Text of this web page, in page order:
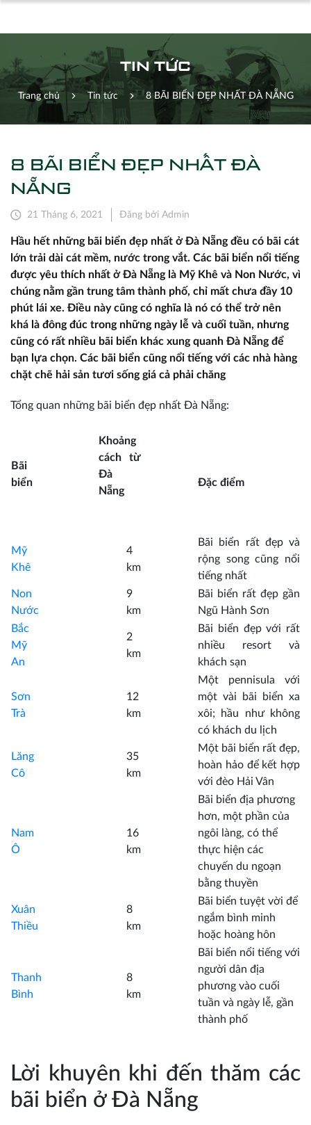
TIN TỨC
Trang chủ Tin tức 8 BÃI BIỂN ĐẸP NHẤT ĐÀ NẴNG
8 BÃI BIỂN ĐẸP NHẤT ĐÀ
NẴNG
21 Tháng 6, 2021 Đăng bởi Admin
Hầu hết những bãi biển đẹp nhất ở Đà Nẵng đều có bãi cát
lớn trải dài cát mềm, nước trong vắt. Các bãi biển nổi tiếng
được yêu thích nhất ở Đà Nẵng là Mỹ Khê và Non Nước, vì
chúng nằm gần trung tâm thành phố, chỉ mất chưa đầy 10
phút lái xe. Điều này cũng có nghĩa là nó có thể trở nên
khá là đông đúc trong những ngày lễ và cuối tuần, nhưng
cũng có rất nhiều bãi biển khác xung quanh Đà Nẵng để
bạn lựa chọn. Các bãi biển cũng nổi tiếng với các nhà hàng
chặt chẽ hải sản tươi sống giá cả phải chăng
Tổng quan những bãi biển đẹp nhất Đà Nẵng:
Bãi
biển
Khoảng
cách từ
Đà
Nẵng
Đặc điểm
Mỹ
Khê
4
km
Bãi biển rất đẹp và
rộng song cũng nổi
tiếng nhất
Non
Nước
9
km
Bãi biển rất đẹp gần
Ngũ Hành Sơn
Bắc
Mỹ
An
2
km
Bãi biển đẹp với rất
nhiều resort và
khách sạn
Sơn
Trà
12
km
Một pennisula với
một vài bãi biển xa
xôi; hầu như không
có khách du lịch
Lăng
Cô
35
km
Một bãi biển rất đẹp,
hoàn hảo để kết hợp
với đèo Hải Vân
Nam
Ô
16
km
Bãi biển địa phương
hơn, một phần của
ngôi làng, có thể
thực hiện các
chuyến du ngoạn
bằng thuyền
Xuân
Thiều
8
km
Bãi biển tuyệt vời để
ngắm bình minh
hoặc hoàng hôn
Thanh
Bình
8
km
Bãi biển nổi tiếng với
người dân địa
phương vào cuối
tuần và ngày lễ, gần
thành phố
Lời khuyên khi đến thăm các
bãi biển ở Đà Nẵng